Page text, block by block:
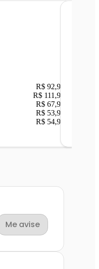
R$ 92,90
R$ 111,90
R$ 67,90
R$ 53,90
R$ 54,90
Me avise